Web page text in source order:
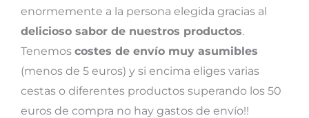
enormemente a la persona elegida gracias al
delicioso sabor de nuestros productos.
Tenemos costes de envío muy asumibles
(menos de 5 euros) y si encima eliges varias
cestas o diferentes productos superando los 50
euros de compra no hay gastos de envío!!